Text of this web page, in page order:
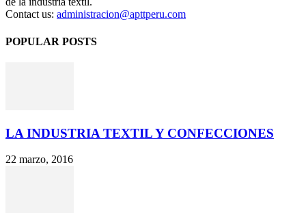
Contact us: administracion@apttperu.com
POPULAR POSTS
LA INDUSTRIA TEXTIL Y CONFECCIONES
22 marzo, 2016